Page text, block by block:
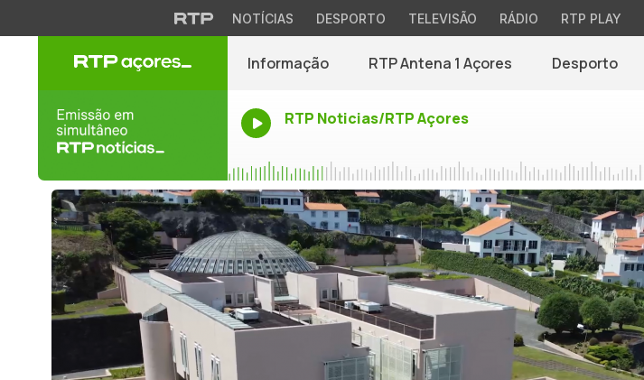
NOTÍCIAS DESPORTO TELEVISÃO RÁDIO RTP PLAY
Informação RTP Antena 1 Açores Desporto
RTP Noticias/RTP Açores